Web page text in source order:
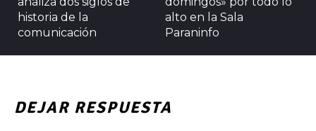
historia de la
comunicación
alto en la Sala
Paraninfo
DEJAR RESPUESTA